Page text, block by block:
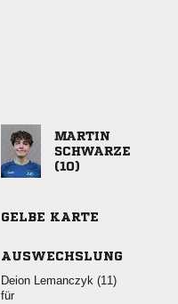



GELBE KARTE
AUSWECHSLUNG
  
für